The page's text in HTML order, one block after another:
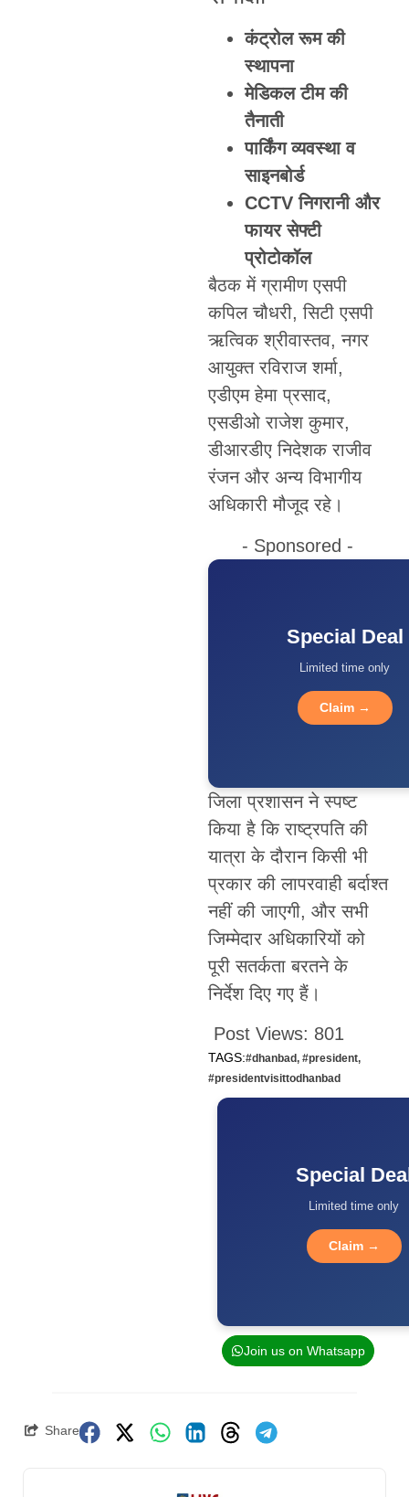
कंट्रोल रूम की
स्थापना
मेडिकल टीम की
तैनाती
पार्किंग व्यवस्था व
साइनबोर्ड
CCTV निगरानी और
फायर सेफ्टी
प्रोटोकॉल
बैठक में ग्रामीण एसपी
कपिल चौधरी, सिटी एसपी
ऋत्विक श्रीवास्तव, नगर
आयुक्त रविराज शर्मा,
एडीएम हेमा प्रसाद,
एसडीओ राजेश कुमार,
डीआरडीए निदेशक राजीव
रंजन और अन्य विभागीय
अधिकारी मौजूद रहे।
- Sponsored -
Special Deal
Limited time only
Claim →
जिला प्रशासन ने स्पष्ट
किया है कि राष्ट्रपति की
यात्रा के दौरान किसी भी
प्रकार की लापरवाही बर्दाश्त
नहीं की जाएगी, और सभी
जिम्मेदार अधिकारियों को
पूरी सतर्कता बरतने के
निर्देश दिए गए हैं।
Post Views: 801
TAGS:#dhanbad, #president,
#presidentvisittodhanbad
Special
Limited time only
Claim →
Join us on Whatsapp
Share